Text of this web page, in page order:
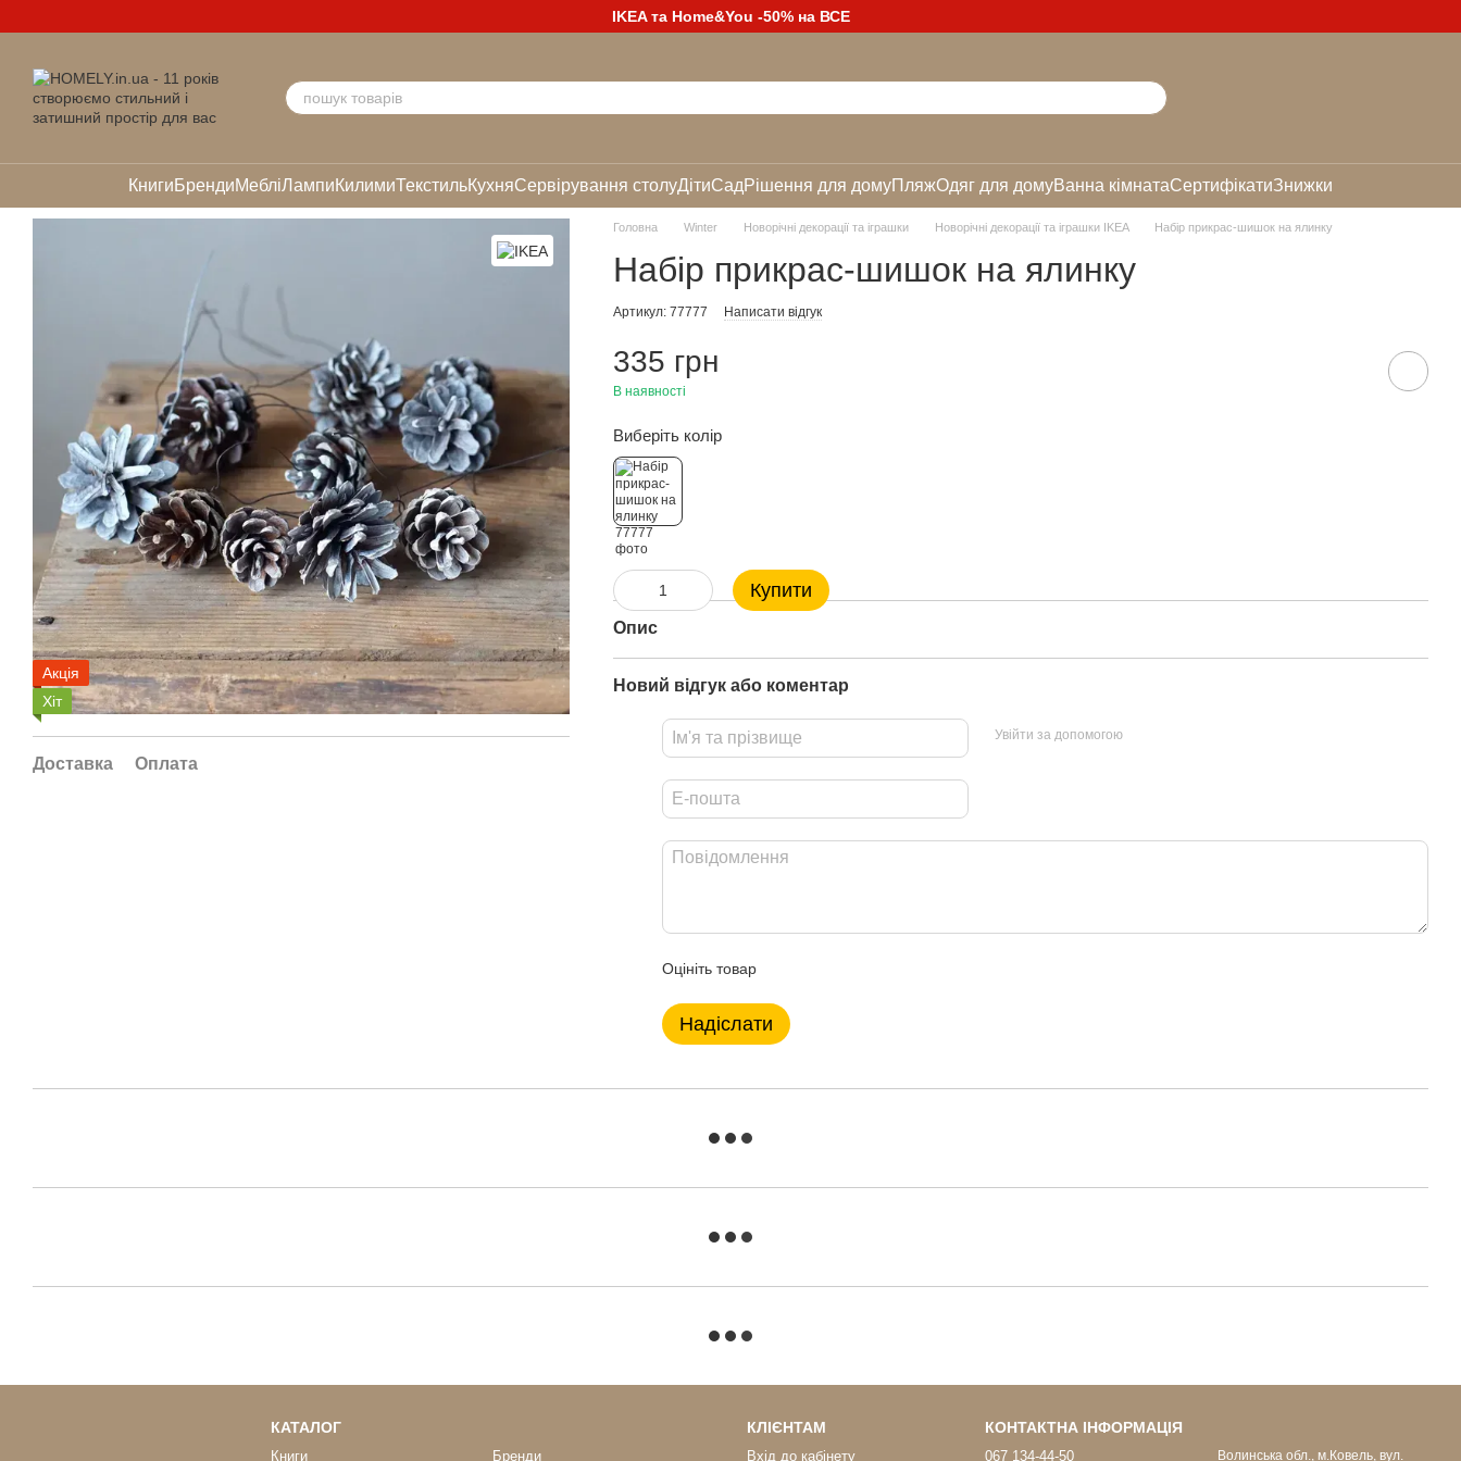
IKEA та Home&You -50% на ВСЕ
КнигиБрендиМебліЛампиКилимиТекстильКухняСервірування столуДітиСадРішення для домуПляжОдяг для домуВанна кімнатаСертифікатиЗнижки
Акція
Хіт
Доставка Оплата
Головна Winter Новорічні декорації та іграшки Новорічні декорації та іграшки IKEA Набір прикрас-шишок на ялинку
Набір прикрас-шишок на ялинку
Артикул: 77777 Написати відгук
335 грн
В наявності
Виберіть колір
Купити
Опис
Новий відгук або коментар
Увійти за допомогою
Оцініть товар
Надіслати
КАТАЛОГ
Книги Бренди
КЛІЄНТАМ
Вхід до кабінету
КОНТАКТНА ІНФОРМАЦІЯ
067 134-44-50 Волинська обл., м.Ковель, вул.